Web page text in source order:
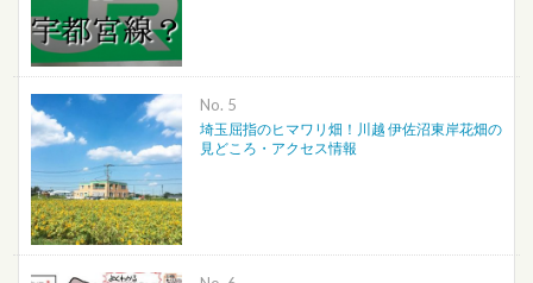
No.
埼玉屈指のヒマワリ畑！川越 伊佐沼東岸花畑の
見どころ・アクセス情報